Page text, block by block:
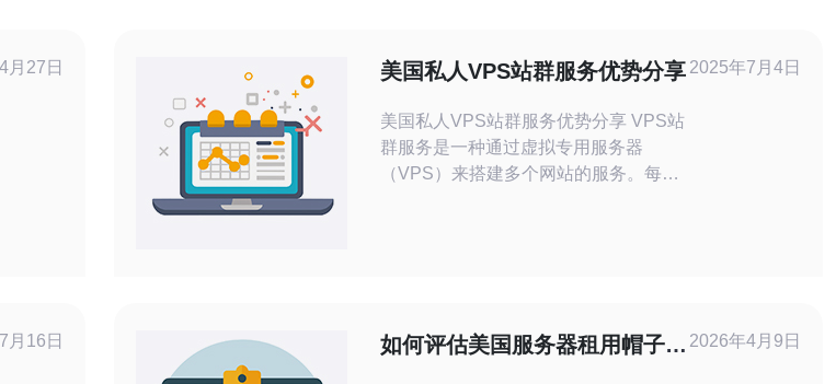
月27日 美国私人VPS站群服务优势分享
美国私人VPS站群服务优势分享 VPS站
群服务是一种通过虚拟专用服务器
（VPS）来搭建多个网站的服务。每个
中的每个网站都能够正常运行，不会
2025年7月4日
月16日
如何评估美国服务器租用帽子云 2026年4月9日